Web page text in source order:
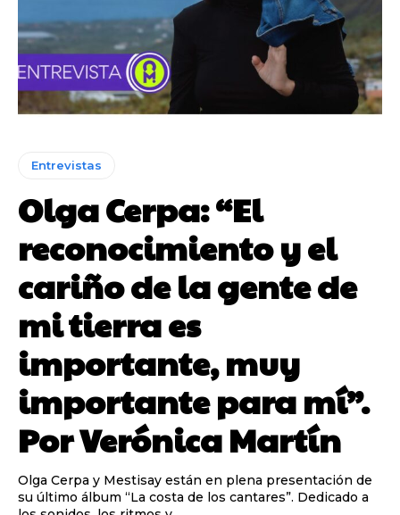
Entrevistas
Olga Cerpa: “El
reconocimiento y el
cariño de la gente de
mi tierra es
importante, muy
importante para mí”.
Por Verónica Martín
Olga Cerpa y Mestisay están en plena presentación de
su último álbum “La costa de los cantares”. Dedicado a